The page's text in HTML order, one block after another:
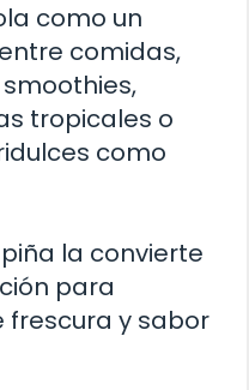
como un
comidas,
tropicales o
como
la convierte
para
y sabor